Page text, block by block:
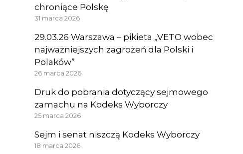
chroniące Polskę
31 marca 2026
29.03.26 Warszawa – pikieta „VETO wobec
najważniejszych zagrożeń dla Polski i
Polaków”
26 marca 2026
Druk do pobrania dotyczący sejmowego
zamachu na Kodeks Wyborczy
25 marca 2026
Sejm i senat niszczą Kodeks Wyborczy
18 marca 2026